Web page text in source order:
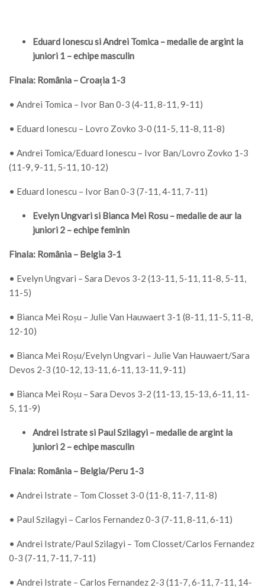
Eduard Ionescu si Andrei Tomica – medalie de argint la
juniori 1 – echipe masculin
Finala: România – Croația 1-3
• Andrei Tomica – Ivor Ban 0-3 (4-11, 8-11, 9-11)
• Eduard Ionescu – Lovro Zovko 3-0 (11-5, 11-8, 11-8)
• Andrei Tomica/Eduard Ionescu – Ivor Ban/Lovro Zovko 1-3
(11-9, 9-11, 5-11, 10-12)
• Eduard Ionescu – Ivor Ban 0-3 (7-11, 4-11, 7-11)
Evelyn Ungvari si Bianca Mei Rosu – medalie de aur la
juniori 2 – echipe feminin
Finala: România – Belgia 3-1
• Evelyn Ungvari – Sara Devos 3-2 (13-11, 5-11, 11-8, 5-11,
11-5)
• Bianca Mei Roșu – Julie Van Hauwaert 3-1 (8-11, 11-5, 11-8,
12-10)
• Bianca Mei Roșu/Evelyn Ungvari – Julie Van Hauwaert/Sara
Devos 2-3 (10-12, 13-11, 6-11, 13-11, 9-11)
• Bianca Mei Roșu – Sara Devos 3-2 (11-13, 15-13, 6-11, 11-
5, 11-9)
Andrei Istrate si Paul Szilagyi – medalie de argint la
juniori 2 – echipe masculin
Finala: România – Belgia/Peru 1-3
• Andrei Istrate – Tom Closset 3-0 (11-8, 11-7, 11-8)
• Paul Szilagyi – Carlos Fernandez 0-3 (7-11, 8-11, 6-11)
• Andrei Istrate/Paul Szilagyi – Tom Closset/Carlos Fernandez
0-3 (7-11, 7-11, 7-11)
• Andrei Istrate – Carlos Fernandez 2-3 (11-7, 6-11, 7-11, 14-